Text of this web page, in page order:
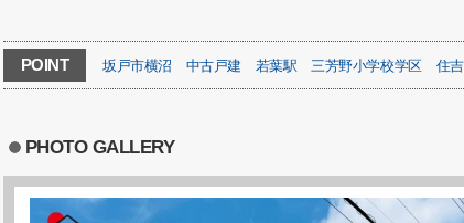
POINT 坂戸市横沼 中古戸建 若葉駅 三芳野小学校学区 住
PHOTO GALLERY